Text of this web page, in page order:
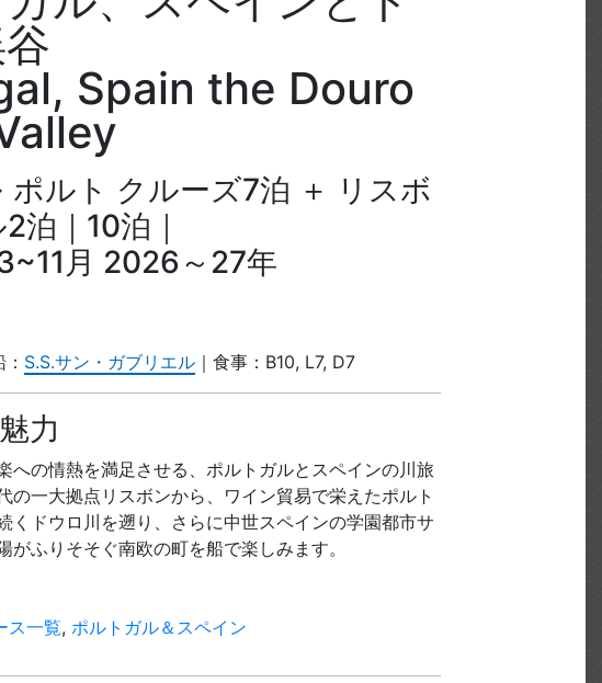
Spain the Douro
ルト クルーズ7泊 ＋ リスボ
泊｜10泊｜
月 2026～27年
S.S.サン・ガブリエル｜食事：B10, L7, D7
力
への情熱を満足させる、ポルトガルとスペインの川旅
の一大拠点リスボンから、ワイン貿易で栄えたポルト
くドウロ川を遡り、さらに中世スペインの学園都市サ
がふりそそぐ南欧の町を船で楽しみます。
ス一覧, ポルトガル＆スペイン